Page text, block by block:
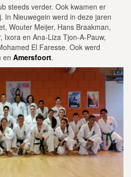
steeds verder. Ook kwamen er
In Nieuwegein werd in deze jaren
Wouter Meijer, Hans Braakman,
Ixora en Ana-Liza Tjon-A-Pauw,
El Faresse. Ook werd
en Amersfoort.